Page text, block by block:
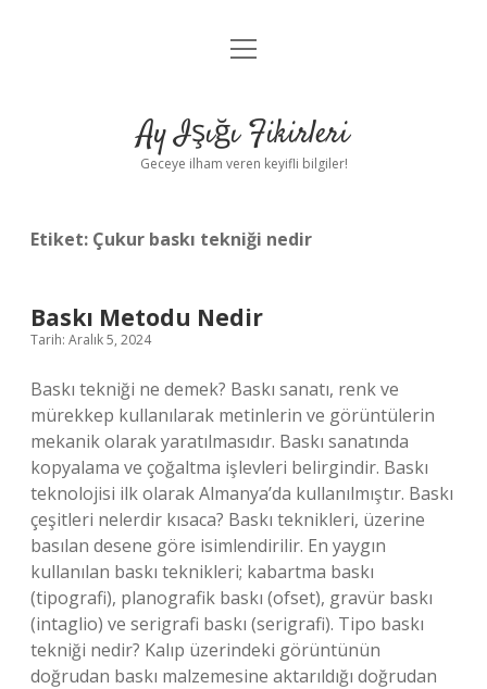
Anasayfa
Yasal Uyarı
menüyü
Ay Işığı Fikirleri
Geceye ilham veren keyifli bilgiler!
Etiket: Çukur baskı tekniği nedir
Baskı Metodu Nedir
Tarih: Aralık 5, 2024
Baskı tekniği ne demek? Baskı sanatı, renk ve
mürekkep kullanılarak metinlerin ve görüntülerin
mekanik olarak yaratılmasıdır. Baskı sanatında
kopyalama ve çoğaltma işlevleri belirgindir. Baskı
teknolojisi ilk olarak Almanya’da kullanılmıştır. Baskı
çeşitleri nelerdir kısaca? Baskı teknikleri, üzerine
basılan desene göre isimlendirilir. En yaygın
kullanılan baskı teknikleri; kabartma baskı
(tipografi), planografik baskı (ofset), gravür baskı
(intaglio) ve serigrafi baskı (serigrafi). Tipo baskı
tekniği nedir? Kalıp üzerindeki görüntünün
doğrudan baskı malzemesine aktarıldığı doğrudan